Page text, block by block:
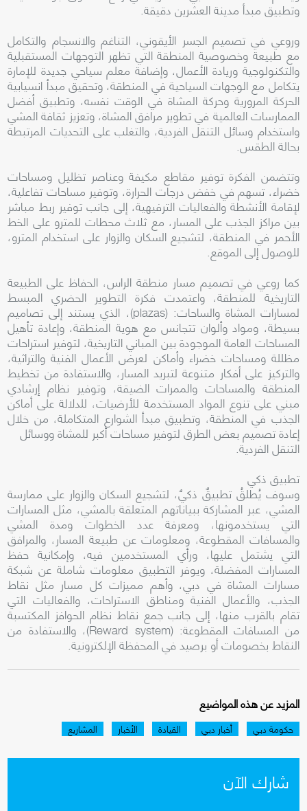
وتطبيق مبدأ مدينة العشرين دقيقة.
وروعي في تصميم الجسر الأيقوني، التناغم والانسجام والتكامل
مع طبيعة وخصوصية المنطقة التي تظهر التوجهات المستقبلية
والتكنولوجية وريادة الأعمال، وإضافة معلم سياحي جديدة للإمارة
يتكامل مع الوجهات السياحية في المنطقة، وتحقيق مبدأ انسيابية
الحركة المرورية وحركة المشاة في الوقت نفسه، وتطبيق أفضل
الممارسات العالمية في تطوير مرافق المشاة، وتعزيز ثقافة المشي
واستخدام وسائل التنقل الفردية، والتغلب على التحديات المرتبطة
بحالة الطقس.
وتتضمن الفكرة توفير مقاطع مكيفة وعناصر تظليل ومساحات
خضراء، تسهم في خفض درجات الحرارة، وتوفير مساحات تفاعلية،
لإقامة الأنشطة والفعاليات الترفيهية، إلى جانب توفير ربط مباشر
بين مراكز الجذب على المسار، مع ثلاث محطات للمترو على الخط
الأحمر في المنطقة، لتشجيع السكان والزوار على استخدام المترو،
للوصول إلى الموقع.
كما روعي في تصميم مسار منطقة الراس، الحفاظ على الطبيعة
التاريخية للمنطقة، واعتمدت فكرة التطوير الحضري المبسط
لمسارات المشاة والساحات: (plazas)، الذي يستند إلى تصاميم
بسيطة، ومواد وألوان تتجانس مع هوية المنطقة، وإعادة تأهيل
المساحات العامة الموجودة بين المباني التاريخية، لتوفير استراحات
مظللة ومساحات خضراء وأماكن لعرض الأعمال الفنية والتراثية،
والتركيز على أفكار متنوعة لتبريد المسار، والاستفادة من تخطيط
المنطقة والمساحات والممرات الضيقة، وتوفير نظام إرشادي
مبني على تنوع المواد المستخدمة للأرضيات، للدلالة على أماكن
الجذب في المنطقة، وتطبيق مبدأ الشوارع المتكاملة، من خلال
إعادة تصميم بعض الطرق لتوفير مساحات أكبر للمشاة ووسائل
التنقل الفردية.
تطبيق ذكي
وسوف يُطلقُ تطبيقٌ ذكيٌ، لتشجيع السكان والزوار على ممارسة
المشي، عبر المشاركة ببياناتهم المتعلقة بالمشي، مثل المسارات
التي يستخدمونها، ومعرفة عدد الخطوات ومدة المشي
والمسافات المقطوعة، ومعلومات عن طبيعة المسار، والمرافق
التي يشتمل عليها، ورأي المستخدمين فيه، وإمكانية حفظ
المسارات المفضلة، ويوفر التطبيق معلومات شاملة عن شبكة
مسارات المشاة في دبي، وأهم مميزات كل مسار مثل نقاط
الجذب، والأعمال الفنية ومناطق الاستراحات، والفعاليات التي
تقام بالقرب منها، إلى جانب جمع نقاط نظام الحوافز المكتسبة
من المسافات المقطوعة: (Reward system)، والاستفادة من
النقاط بخصومات أو برصيد في المحفظة الإلكترونية.
المزيد عن هذه المواضيع
حكومة دبي أخبار دبي القيادة الأخبار المشاريع
شارك الآن